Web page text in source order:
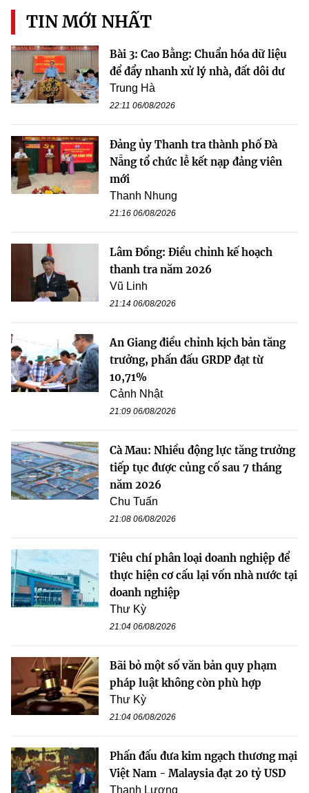
TIN MỚI NHẤT
Bài 3: Cao Bằng: Chuẩn hóa dữ liệu
để đẩy nhanh xử lý nhà, đất dôi dư
Trung Hà
22:11 06/08/2026
Đảng ủy Thanh tra thành phố Đà
Nẵng tổ chức lễ kết nạp đảng viên
mới
Thanh Nhung
21:16 06/08/2026
Lâm Đồng: Điều chỉnh kế hoạch
thanh tra năm 2026
Vũ Linh
21:14 06/08/2026
An Giang điều chỉnh kịch bản tăng
trưởng, phấn đấu GRDP đạt từ
10,71%
Cảnh Nhật
21:09 06/08/2026
Cà Mau: Nhiều động lực tăng trưởng
tiếp tục được củng cố sau 7 tháng
năm 2026
Chu Tuấn
21:08 06/08/2026
Tiêu chí phân loại doanh nghiệp để
thực hiện cơ cấu lại vốn nhà nước tại
doanh nghiệp
Thư Kỳ
21:04 06/08/2026
Bãi bỏ một số văn bản quy phạm
pháp luật không còn phù hợp
Thư Kỳ
21:04 06/08/2026
Phấn đấu đưa kim ngạch thương mại
Việt Nam - Malaysia đạt 20 tỷ USD
Thanh Lương